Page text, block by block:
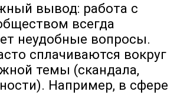
вывод: работа с
всегда
неудобные вопросы.
сплачиваются вокруг
темы (скандала,
Например, в сфере